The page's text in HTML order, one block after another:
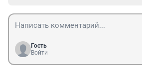
Гость
Войти